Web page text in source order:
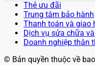
Thẻ ưu đãi
Trung tâm bảo hành
Thanh toán và giao
Dịch vụ sửa chữa
Doanh nghiệp thân
© Bản quyền thuộc về